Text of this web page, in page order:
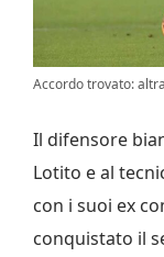
Accordo trovato:
Il difensore
Lotito e al
con i suoi ex
conquistato il